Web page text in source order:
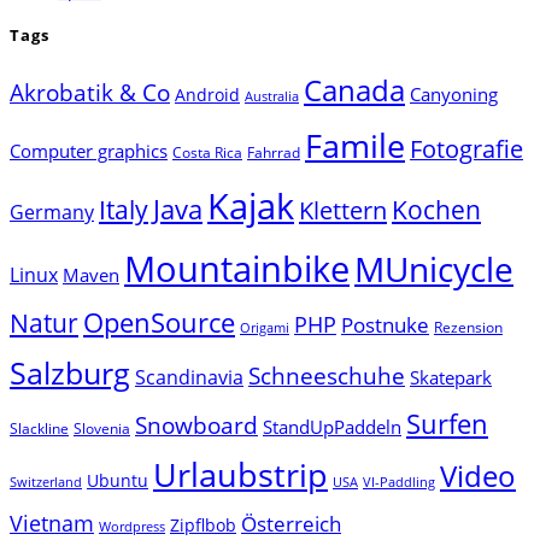
Tags
Akrobatik & Co Android Australia Canada Canyoning
Computer graphics Costa Rica Fahrrad Famile Fotografie
Germany Italy Java Kajak Klettern Kochen
Linux Maven MountainbikeMUnicycle
NaturOpenSource Origami PHP Postnuke Rezension
SalzburgScandinavia Schneeschuhe Skatepark
Slackline Slovenia Snowboard StandUpPaddeln Surfen
Switzerland Ubuntu Urlaubstrip USA VI-Paddling Video
Vietnam Wordpress Zipflbob Österreich